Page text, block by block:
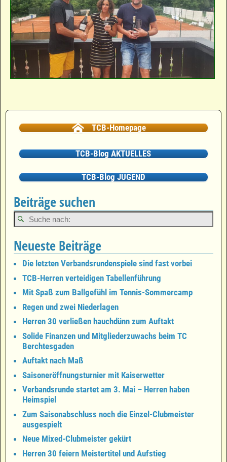
Bilder-Navigation
TCB-Homepage
TCB-Blog AKTUELLES
TCB-Blog JUGEND
Beiträge suchen
Neueste Beiträge
Die letzten Verbandsrundenspiele sind fast vorbei
TCB-Herren verteidigen Tabellenführung
Mit Spaß zum Ballgefühl im Tennis-Sommercamp
Regen und zwei Niederlagen
Herren 30 verließen hauchdünn zum Auftakt
Solide Finanzen und Mitgliederzuwachs beim TC
Berchtesgaden
Auftakt nach Maß
Saisoneröffnungsturnier mit Kaiserwetter
Verbandsrunde startet am 3. Mai – Herren haben
Heimspiel
Zum Saisonabschluss noch die Einzel-Clubmeister
ausgespielt
Neue Mixed-Clubmeister gekürt
Herren 30 feiern Meistertitel und Aufstieg